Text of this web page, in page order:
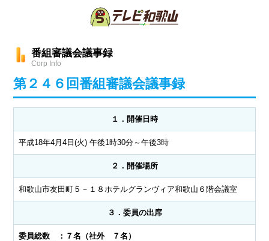
番組審議会議事録
Corp Info
第２４６回番組審議会議事録
１．開催日時
平成18年4月4日(火) 午後1時30分～午後3時
２．開催場所
和歌山市友田町５－１８ホテルグランヴィア和歌山６階会議室
３．委員の出席
委員総数 ：７名（社外 ７名）